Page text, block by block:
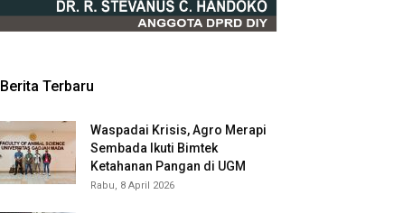
Berita Terbaru
Waspadai Krisis, Agro Merapi
Sembada Ikuti Bimtek
Ketahanan Pangan di UGM
Rabu, 8 April 2026